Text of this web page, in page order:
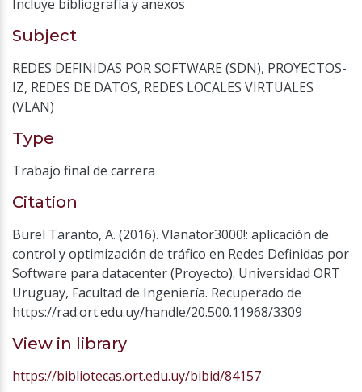
Incluye bibliografía y anexos
Subject
REDES DEFINIDAS POR SOFTWARE (SDN), PROYECTOS-
IZ, REDES DE DATOS, REDES LOCALES VIRTUALES
(VLAN)
Type
Trabajo final de carrera
Citation
Burel Taranto, A. (2016). Vlanator3000!: aplicación de
control y optimización de tráfico en Redes Definidas por
Software para datacenter (Proyecto). Universidad ORT
Uruguay, Facultad de Ingeniería. Recuperado de
https://rad.ort.edu.uy/handle/20.500.11968/3309
View in library
https://bibliotecas.ort.edu.uy/bibid/84157